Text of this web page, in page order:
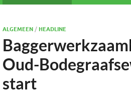
ALGEMEEN/ HEADLINE
Oud-
start